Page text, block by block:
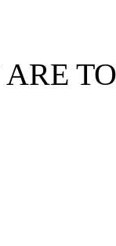
ARE